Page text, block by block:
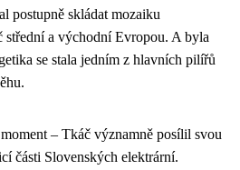
postupně skládat mozaiku
střední a východní Evropou. A byla
se stala jedním z hlavních pilířů
– Tkáč významně posílil svou
části Slovenských elektrární.